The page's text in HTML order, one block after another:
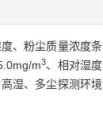
、粉尘质量浓度条
m3、相对湿度
湿、多尘探测环境